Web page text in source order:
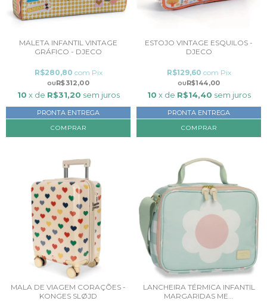
MALETA INFANTIL VINTAGE
GRÁFICO - DJECO
R$312,00
R$280,80 com Pix
10 x de R$31,20 sem juros
PRONTA ENTREGA
ESTOJO VINTAGE ESQUILOS -
DJECO
R$144,00
R$129,60 com Pix
10 x de R$14,40 sem juros
PRONTA ENTREGA
MALA DE VIAGEM CORAÇÕES -
KONGES SLØJD
LANCHEIRA TÉRMICA INFANTIL
MARGARIDAS ME...